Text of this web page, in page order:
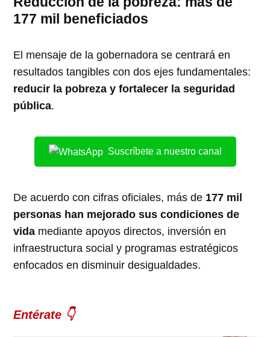
177 mil beneficiados
El mensaje de la gobernadora se centrará en
resultados tangibles con dos ejes fundamentales:
reducir la pobreza y fortalecer la seguridad
pública.
Suscríbete a nuestro canal
De acuerdo con cifras oficiales, más de 177 mil
personas han mejorado sus condiciones de
vida mediante apoyos directos, inversión en
infraestructura social y programas estratégicos
enfocados en disminuir desigualdades.
Entérate 👇